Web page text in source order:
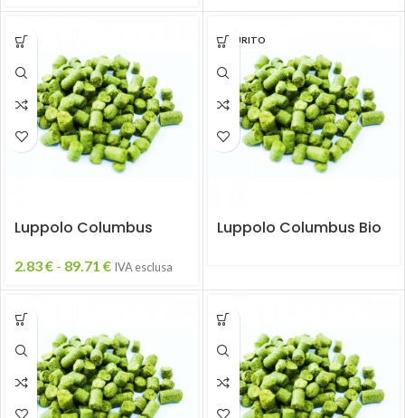
Luppolo Columbus
2.83€ - 89.71 € IVA esclusa
ESAURITO
Luppolo Columbus Bio